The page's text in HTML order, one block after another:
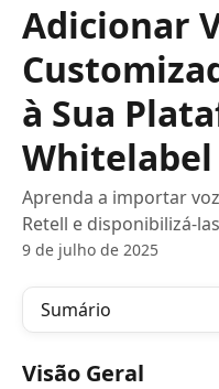
Adicionar
à Sua
Whitelabel
Aprenda a importar
Retell e disponibilizá-
9 de julho de 2025
Sumário
Visão Geral